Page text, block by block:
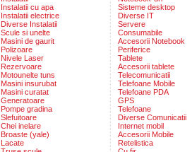
Instalatii cu apa
Instalatii electrice
Diverse Instalatii
Scule si unelte
Masini de gaurit
Polizoare
Nivele Laser
Rezervoare
Motounelte tuns
Masini insurubat
Masini curatat
Generatoare
Pompe gradina
Slefuitoare
Chei inelare
Broaste (yale)
Lacate
Sisteme desktop
Diverse IT
Servere
Consumabile
Accesorii Notebook
Periferice
Tablete
Accesorii tablete
Telecomunicatii
Telefoane Mobile
Telefoane PDA
GPS
Telefoane
Diverse Comunicatii
Internet mobil
Accesorii Mobile
Retelistica